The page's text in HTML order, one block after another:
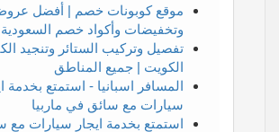
موقع كوبونات خصم | أفضل
وتخفيضات وأكواد خصم السعودية
تفصيل وتركيب الستائر وتنجيد
الكويت | جميع المناطق
المسافر اسبانيا - استمتع بخدمة
سيارات مع سائق في ماربيا
استمتع بخدمة ايجار سيارات